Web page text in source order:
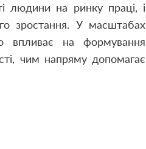
людини на ринку праці, і
зростання. У масштабах
впливає на формування
чим напряму допомагає